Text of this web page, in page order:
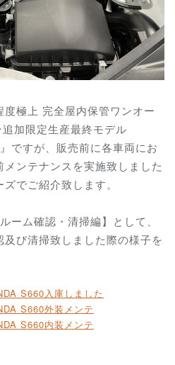
極上 完全屋内保管ワンオー
加限定生産最終モデル
ですが、販売前に各車両にお
ンテナンスを実施致しました
でご紹介致します。
ーム確認・清掃編】として、
び清掃致しました際の様子を
S660入庫しました
S660外装メンテ
S660内装メンテ